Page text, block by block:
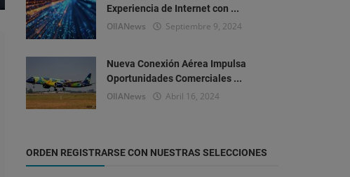
Experiencia de Internet con ...
OlIANews Septiembre 9, 2024
Nueva Conexión Aérea Impulsa
Oportunidades Comerciales ...
OlIANews Abril 16, 2024
ORDEN REGISTRARSE CON NUESTRAS SELECCIONES